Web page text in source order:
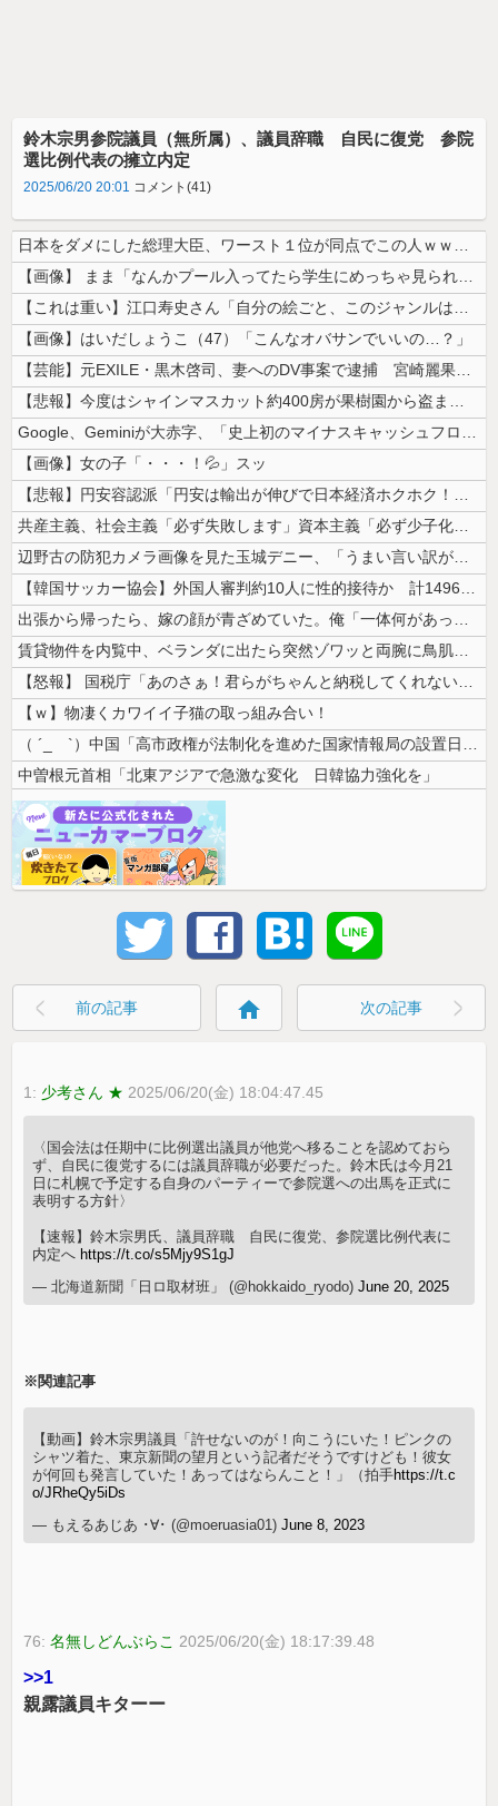
鈴木宗男参院議員（無所属）、議員辞職 自民に復党 参院
選比例代表の擁立内定
2025/06/20 20:01 コメント(41)
日本をダメにした総理大臣、ワースト１位が同点でこの人ｗｗｗｗｗｗ
【画像】 まま「なんかプール入ってたら学生にめっちゃ見られたw」
【これは重い】江口寿史さん「自分の絵ごと、このジャンルはそろそろ終わり...
【画像】はいだしょうこ（47）「こんなオバサンでいいの…？」
【芸能】元EXILE・黒木啓司、妻へのDV事案で逮捕 宮崎麗果被告は全...
【悲報】今度はシャインマスカット約400房が果樹園から盗まれる 参議院...
Google、Geminiが大赤字、「史上初のマイナスキャッシュフロー...
【画像】女の子「・・・！💦」スッ
【悲報】円安容認派「円安は輸出が伸びで日本経済ホクホク！」⇒ 世界に売...
共産主義、社会主義「必ず失敗します」資本主義「必ず少子化します」
辺野古の防犯カメラ画像を見た玉城デニー、「うまい言い訳が思いつかなかっ...
【韓国サッカー協会】外国人審判約10人に性的接待か 計1496回、約2...
出張から帰ったら、嫁の顔が青ざめていた。俺「一体何があったんだ？」嫁「...
賃貸物件を内覧中、ベランダに出たら突然ゾワッと両腕に鳥肌が出た。「やっ...
【怒報】 国税庁「あのさぁ！君らがちゃんと納税してくれないとこうなっち...
【ｗ】物凄くカワイイ子猫の取っ組み合い！
（ ´_ゝ`）中国「高市政権が法制化を進めた国家情報局の設置日が7月3...
中曽根元首相「北東アジアで急激な変化 日韓協力強化を」
前の記事 home 次の記事
1: 少考さん ★ 2025/06/20(金) 18:04:47.45
〈国会法は任期中に比例選出議員が他党へ移ることを認めておら
ず、自民に復党するには議員辞職が必要だった。鈴木氏は今月21
日に札幌で予定する自身のパーティーで参院選への出馬を正式に
表明する方針〉
【速報】鈴木宗男氏、議員辞職 自民に復党、参院選比例代表に
内定へ https://t.co/s5Mjy9S1gJ
— 北海道新聞「日ロ取材班」 (@hokkaido_ryodo)June 20, 2025
※関連記事
【動画】鈴木宗男議員「許せないのが！向こうにいた！ピンクの
シャツ着た、東京新聞の望月という記者だそうですけども！彼女
が何回も発言していた！あってはならんこと！」（拍手https://t.c
o/JRheQy5iDs
— もえるあじあ ･∀･ (@moeruasia01)June 8, 2023
76:名無しどんぶらこ 2025/06/20(金) 18:17:39.48
>>1
親露議員キターー